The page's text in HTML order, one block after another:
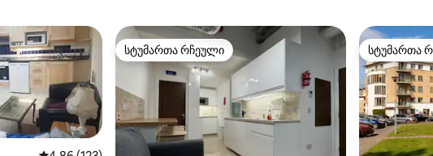
სტუმართა რჩეული
სტუმართა რჩეული სტუმართა
სტუმართა